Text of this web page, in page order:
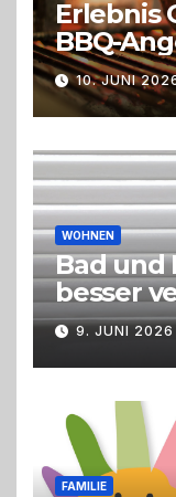
Erlebnis
BBQ-
Trend
Live-
10. JUNI
WOHNEN
Bad und
besser
9. JUNI 2026
FAMILIE